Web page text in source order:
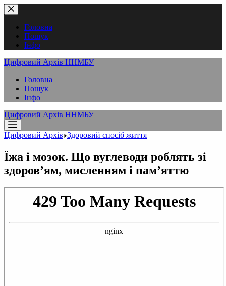
Перейти
до
вмістуГоловна
Пошук
Інфо
Цифровий Архів ННМБУ
Головна
Пошук
Інфо
Цифровий Архів ННМБУ
Цифровий Архів Здоровий спосіб життя
Їжа і мозок. Що вуглеводи роблять зі
здоров’ям, мисленням і пам’яттю